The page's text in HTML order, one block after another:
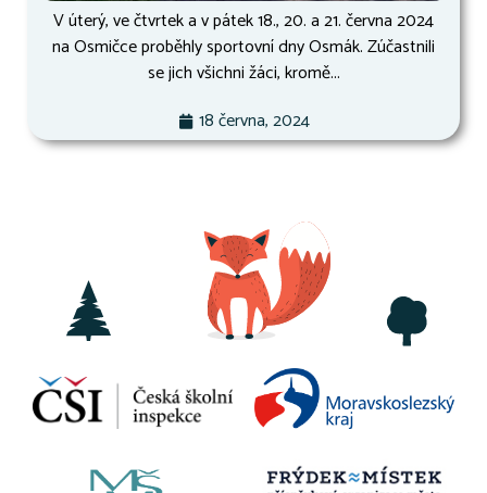
V úterý, ve čtvrtek a v pátek 18., 20. a 21. června 2024
na Osmičce proběhly sportovní dny Osmák. Zúčastnili
se jich všichni žáci, kromě...
18 června, 2024